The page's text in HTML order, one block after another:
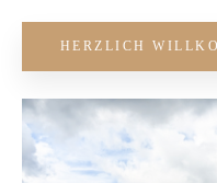
HERZLICH